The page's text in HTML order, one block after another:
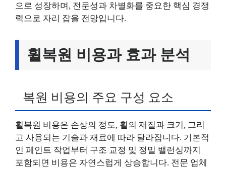
으로 성장하며, 전문성과 차별화를 중요한 핵심 경쟁
력으로 자리 잡을 전망입니다.
휠복원 비용과 효과 분석
복원 비용의 주요 구성 요소
휠복원 비용은 손상의 정도, 휠의 재질과 크기, 그리
고 사용되는 기술과 재료에 따라 달라집니다. 기본적
인 페인트 작업부터 구조 교정 및 정밀 밸런싱까지
포함되면 비용은 자연스럽게 상승합니다. 전문 업체